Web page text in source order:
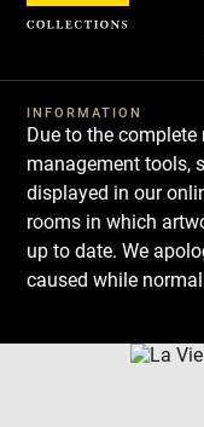
INFORMATION
Due to the
management tools,
displayed in our
rooms in which
up to date. We
caused while
Download
Next
Previous
Cookies management